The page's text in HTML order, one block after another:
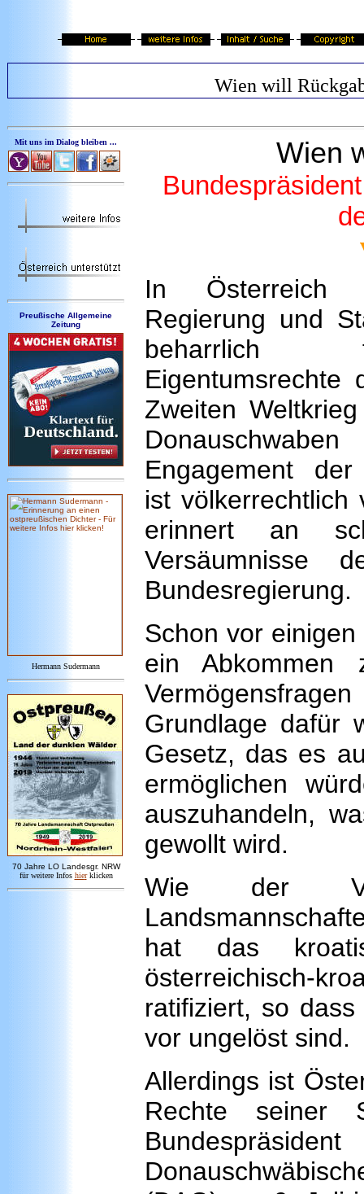
Wien will
Mit uns im Dialog bleiben ...
Preußische Allgemeine
Zeitung
Hermann Sudermann
70 Jahre LO Landesgr. NRW
für weitere Infos hier klicken
Wien
In Österreich
Regierung und
Eigentumsrechte
Zweiten
Engagement der
ist völkerrechtlich
erinnert an
Versäumnisse
Bundesregierung.
Schon vor
ein Abkommen
Grundlage dafür
Gesetz, das es
ermöglichen
auszuhandeln,
gewollt wird.
Wie der
hat das
österreichisch-
ratifiziert, so
vor ungelöst sind.
Allerdings ist
Rechte seiner